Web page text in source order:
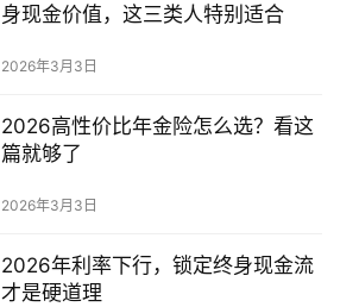
身现金价值，这三类人特别适合
2026年3月3日
2026高性价比年金险怎么选？看这
篇就够了
2026年3月3日
2026年利率下行，锁定终身现金流
才是硬道理